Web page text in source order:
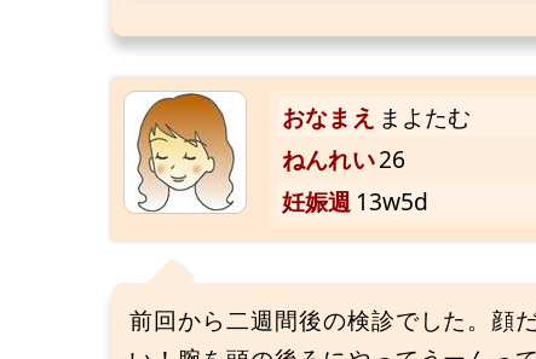
おなまえ まよたむ
ねんれい26
妊娠週 13w5d
前回から二週間後の検診でした。顔